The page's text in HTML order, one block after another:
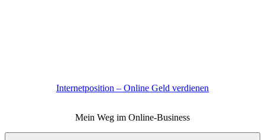
Internetposition – Online Geld verdienen
Mein Weg im Online-Business